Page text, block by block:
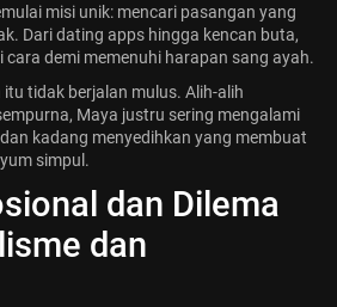
misi unik: mencari pasangan yang
Dari dating apps hingga kencan buta,
demi memenuhi harapan sang ayah.
tidak berjalan mulus. Alih-alih
Maya justru sering mengalami
kadang menyedihkan yang membuat
simpul.
dan Dilema
dan